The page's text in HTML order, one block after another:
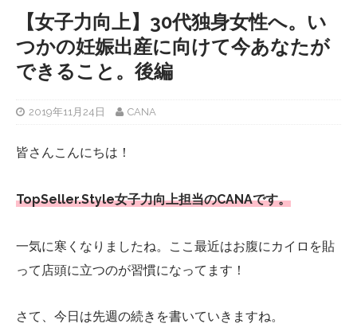
【女子力向上】30代独身女性へ。い
つかの妊娠出産に向けて今あなたが
できること。後編
2019年11月24日 CANA
皆さんこんにちは！
TopSeller.Style女子力向上担当のCANAです。
一気に寒くなりましたね。ここ最近はお腹にカイロを貼
って店頭に立つのが習慣になってます！
さて、今日は先週の続きを書いていきますね。